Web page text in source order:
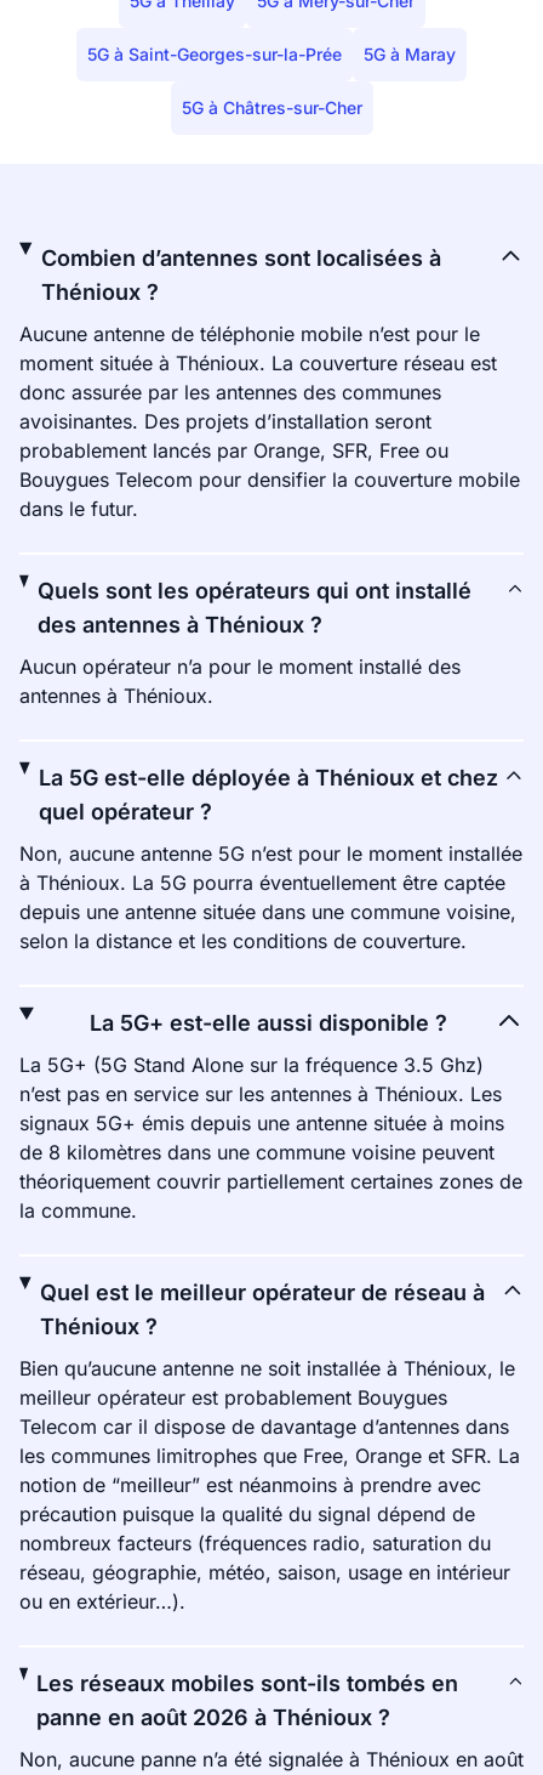
5G à Saint-Georges-sur-la-Prée 5G à Maray
5G à Châtres-sur-Cher
Combien d’antennes sont localisées à
Thénioux ?
Aucune antenne de téléphonie mobile n’est pour le
moment située à Thénioux. La couverture réseau est
donc assurée par les antennes des communes
avoisinantes. Des projets d’installation seront
probablement lancés par Orange, SFR, Free ou
Bouygues Telecom pour densifier la couverture mobile
dans le futur.
Quels sont les opérateurs qui ont installé
des antennes à Thénioux ?
Aucun opérateur n’a pour le moment installé des
antennes à Thénioux.
La 5G est-elle déployée à Thénioux et chez
quel opérateur ?
Non, aucune antenne 5G n’est pour le moment installée
à Thénioux. La 5G pourra éventuellement être captée
depuis une antenne située dans une commune voisine,
selon la distance et les conditions de couverture.
La 5G+ est-elle aussi disponible ?
La 5G+ (5G Stand Alone sur la fréquence 3.5 Ghz)
n’est pas en service sur les antennes à Thénioux. Les
signaux 5G+ émis depuis une antenne située à moins
de 8 kilomètres dans une commune voisine peuvent
théoriquement couvrir partiellement certaines zones de
la commune.
Quel est le meilleur opérateur de réseau à
Thénioux ?
Bien qu’aucune antenne ne soit installée à Thénioux, le
meilleur opérateur est probablement Bouygues
Telecom car il dispose de davantage d’antennes dans
les communes limitrophes que Free, Orange et SFR. La
notion de “meilleur” est néanmoins à prendre avec
précaution puisque la qualité du signal dépend de
nombreux facteurs (fréquences radio, saturation du
réseau, géographie, météo, saison, usage en intérieur
ou en extérieur…).
Les réseaux mobiles sont-ils tombés en
panne en août 2026 à Thénioux ?
Non, aucune panne n’a été signalée à Thénioux en août